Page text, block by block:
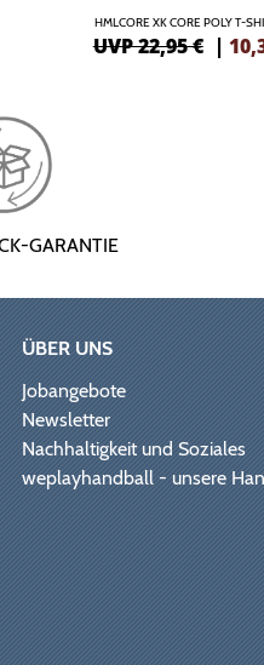
HMLCORE XK CORE POLY T-
UVP 22,95 € |
GARANTIE
ÜBER UNS
Jobangebote
Newsletter
Nachhaltigkeit und Soziales
weplayhandball - unsere